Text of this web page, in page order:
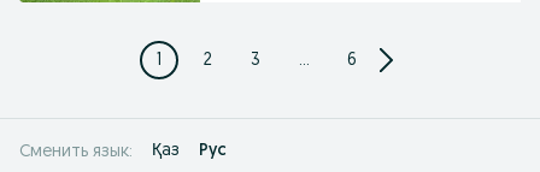
1 2 3 ... 6
Сменить язык: Қаз Рус